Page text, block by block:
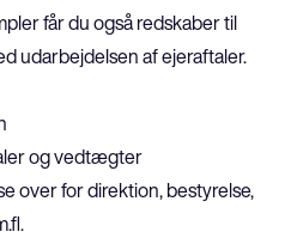
får du også redskaber til
udarbejdelsen af ejeraftaler.
og vedtægter
over for direktion, bestyrelse,